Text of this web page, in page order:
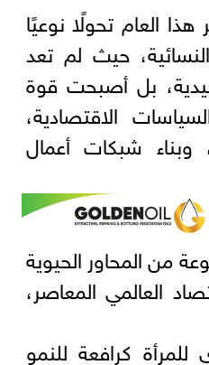
العام تحولًا نوعيًا
حيث لم تعد
بل أصبحت قوة
الاقتصادية،
وبناء شبكات أعمال
من المحاور الحيوية
العالمي المعاصر،
كرافعة للنمو